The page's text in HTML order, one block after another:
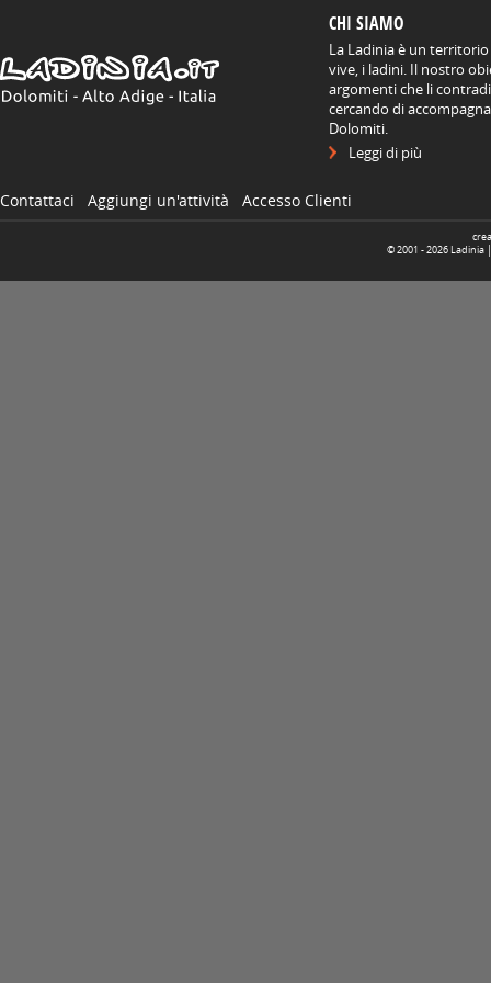
CHI SIAMO
La Ladinia è un
vive, i ladini. Il nostro
argomenti che li
cercando di
Dolomiti.
Leggi di più
Contattaci Aggiungi un'attività Accesso Clienti
© 2001 -2026 Ladinia